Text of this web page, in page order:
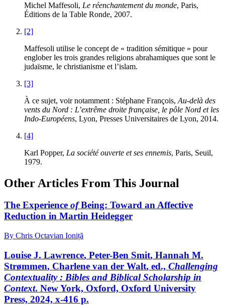
Michel Maffesoli, Le réenchantement du monde, Paris,
Éditions de la Table Ronde, 2007.
[2]
Maffesoli utilise le concept de « tradition sémitique » pour
englober les trois grandes religions abrahamiques que sont le
judaïsme, le christianisme et l’islam.
[3]
À ce sujet, voir notamment : Stéphane François, Au-delà des
vents du Nord : L’extrême droite française, le pôle Nord et les
Indo-Européens, Lyon, Presses Universitaires de Lyon, 2014.
[4]
Karl Popper, La société ouverte et ses ennemis, Paris, Seuil,
1979.
Other Articles From This Journal
The Experience ofBeing: Toward an Affective
Reduction in Martin Heidegger
By Chris Octavian Ioniță
Louise J. Lawrence, Peter-Ben Smit, Hannah M.
Strømmen, Charlene van der Walt, ed., Challenging
Contextuality : Bibles and Biblical Scholarship in
Context. New York, Oxford, Oxford University
Press, 2024, x-416 p.